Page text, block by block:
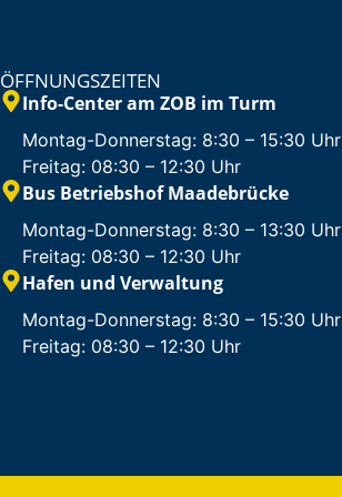
ÖFFNUNGSZEITEN
Info-Center am ZOB im Turm
Montag-Donnerstag: 8:30 – 15:30 Uhr
Freitag: 08:30 – 12:30 Uhr
Bus Betriebshof Maadebrücke
Montag-Donnerstag: 8:30 – 13:30 Uhr
Freitag: 08:30 – 12:30 Uhr
Hafen und Verwaltung
Montag-Donnerstag: 8:30 – 15:30 Uhr
Freitag: 08:30 – 12:30 Uhr